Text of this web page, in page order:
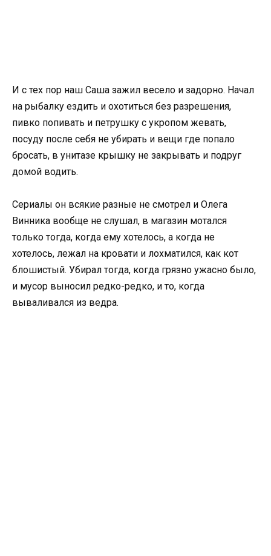
И с тех пор наш Саша зажил весело и задорно. Начал
на рыбалку ездить и охотиться без разрешения,
пивко попивать и петрушку с укропом жевать,
посуду после себя не убирать и вещи где попало
бросать, в унитазе крышку не закрывать и подруг
домой водить.
Сериалы он всякие разные не смотрел и Олега
Винника вообще не слушал, в магазин мотался
только тогда, когда ему хотелось, а когда не
хотелось, лежал на кровати и лохматился, как кот
блошистый. Убирал тогда, когда грязно ужасно было,
и мусор выносил редко-редко, и то, когда
вываливался из ведра.